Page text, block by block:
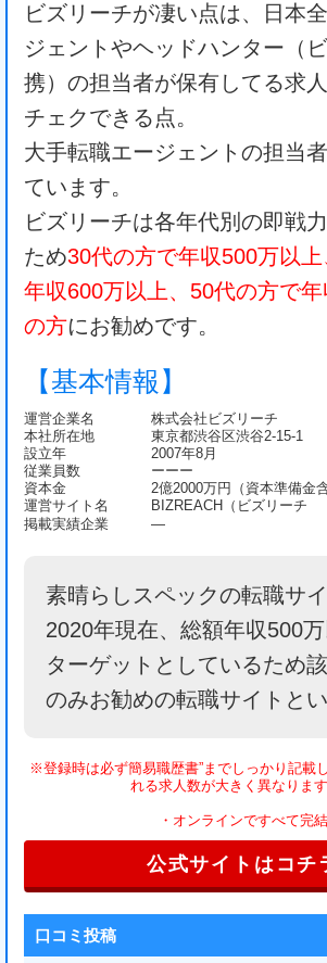
ビズリーチが凄い点は、日本
ジェントやヘッドハンター（
携）の担当者が保有してる求
チェクできる点。
大手転職エージェントの担当
ています。
ビズリーチは各年代別の即戦
ため30代の方で年収500万以
年収600万以上、50代の方で
の方にお勧めです。
【基本情報】
運営企業名
株式会社ビズリーチ
本社所在地
東京都渋谷区渋谷2-15-1
設立年
2007年8月
従業員数
ーーー
資本金
2億2000万円（資本準備金含
運営サイト名
BIZREACH（ビズリーチ
掲載実績企業
—
素晴らしスペックの転職サ
2020年現在、総額年収500
ターゲットとしているため
のみお勧めの転職サイトとい
※登録時は必ず簡易職歴書”までしっかり記載
れる求人数が大きく異なります
・ オンラインですべて完結
公式サイトはコチ
口コミ投稿